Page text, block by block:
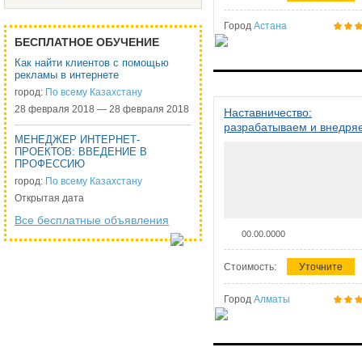
БЕСПЛАТНОЕ ОБУЧЕНИЕ
Как найти клиентов с помощью
рекламы в интернете
город: По всему Казахстану
28 февраля 2018 — 28 февраля 2018
МЕНЕДЖЕР ИНТЕРНЕТ-
ПРОЕКТОВ: ВВЕДЕНИЕ В
ПРОФЕССИЮ
город: По всему Казахстану
Открытая дата
Все бесплатные объявления
Город Астана
Наставничество:
разрабатываем и
00.00.0000
Стоимость: Уточните
Город Алматы